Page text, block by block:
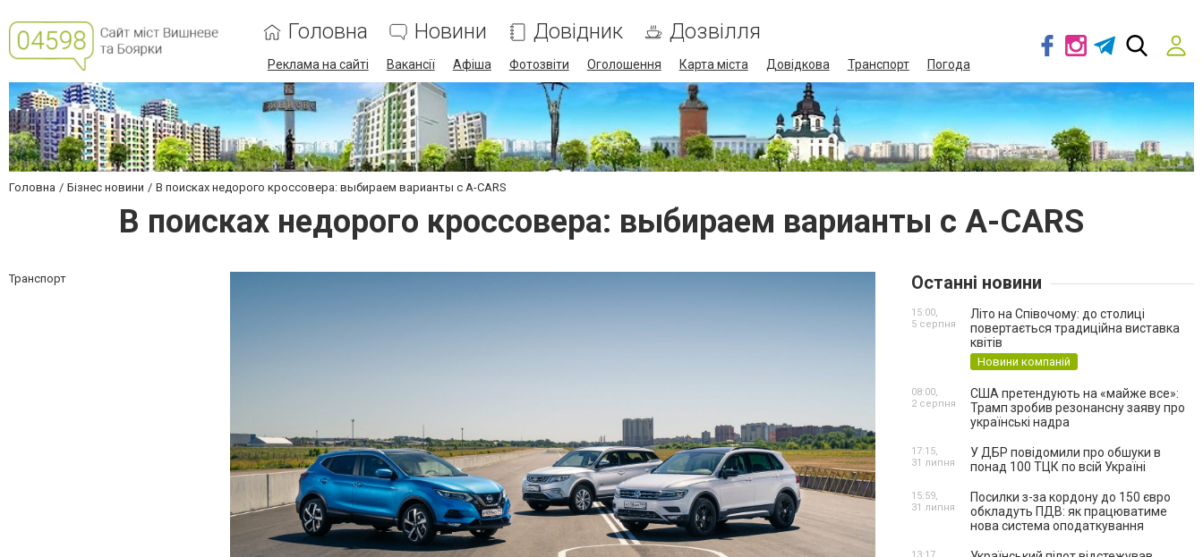
Головна Новини Довідник Дозвілля
Реклама на сайті Вакансії Афіша Фотозвіти Оголошення Карта міста Довідкова Транспорт Погода
Головна Бізнес новини В поисках недорого кроссовера: выбираем варианты с A-CARS
В поисках недорого кроссовера: выбираем варианты с A-CARS
Транспорт Останні новини
Літо на Співочому: до столиці
повертається традиційна виставка
квітів
Новини компаній
15:00,
5 серпня
США претендують на «майже все»:
Трамп зробив резонансну заяву про
українські надра
08:00,
2 серпня
У ДБР повідомили про обшуки в
понад 100 ТЦК по всій Україні
17:15,
31 липня
Посилки з-за кордону до 150 євро
обкладуть ПДВ: як працюватиме
нова система оподаткування
15:59,
31 липня